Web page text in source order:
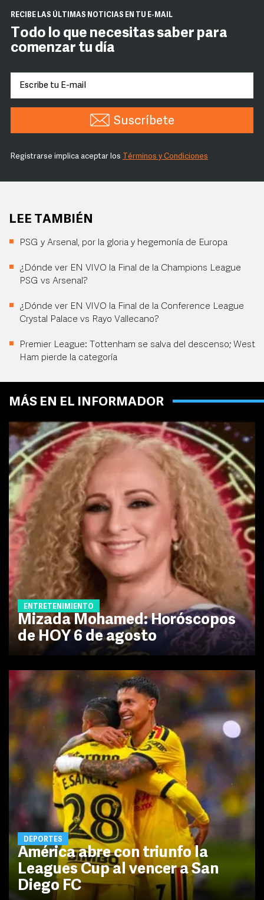
RECIBE LAS ÚLTIMAS NOTICIAS EN TU E-MAIL
Todo lo que necesitas saber para
comenzar tu día
Suscríbete
Registrarse implica aceptar los Términos y Condiciones
LEE TAMBIÉN
PSG y Arsenal, por la gloria y hegemonía de Europa
¿Dónde ver EN VIVO la Final de la Champions League
PSG vs Arsenal?
¿Dónde ver EN VIVO la Final de la Conference League
Crystal Palace vs Rayo Vallecano?
Premier League: Tottenham se salva del descenso; West
Ham pierde la categoría
MÁS EN EL INFORMADOR
ENTRETENIMIENTO
Mizada Mohamed: Horóscopos
de HOY 6 de agosto
DEPORTES
América abre con triunfo la
Leagues Cup al vencer a San
Diego FC